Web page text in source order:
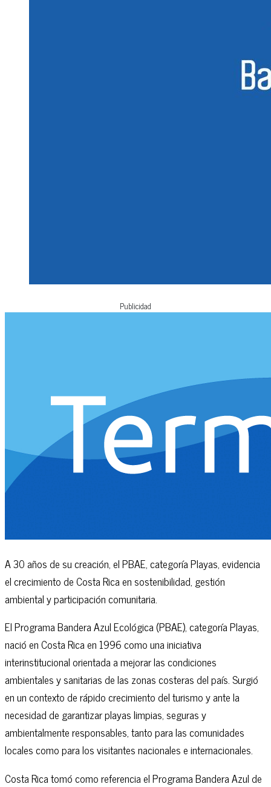
Publicidad
A 30 años de su creación, el PBAE, categoría Playas, evidencia
el crecimiento de Costa Rica en sostenibilidad, gestión
ambiental y participación comunitaria.
El Programa Bandera Azul Ecológica (PBAE), categoría Playas,
nació en Costa Rica en 1996 como una iniciativa
interinstitucional orientada a mejorar las condiciones
ambientales y sanitarias de las zonas costeras del país. Surgió
en un contexto de rápido crecimiento del turismo y ante la
necesidad de garantizar playas limpias, seguras y
ambientalmente responsables, tanto para las comunidades
locales como para los visitantes nacionales e internacionales.
Costa Rica tomó como referencia el Programa Bandera Azul de